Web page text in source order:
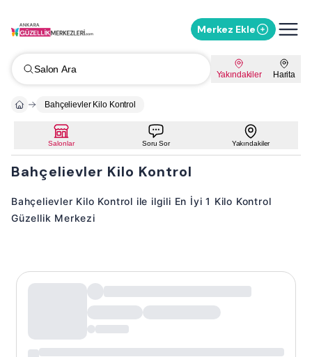
Merkez Ekle
Salon Ara Yakındakiler Harita
Bahçelievler Kilo Kontrol
Salonlar Soru Sor Yakındakiler
Bahçelievler Kilo Kontrol
Bahçelievler Kilo Kontrol ile ilgili En İyi 1 Kilo Kontrol
Güzellik Merkezi